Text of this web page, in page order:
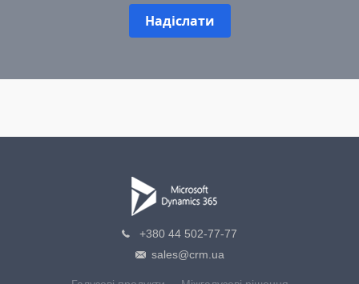
Надіслати
+380 44 502-77-77
sales@crm.ua